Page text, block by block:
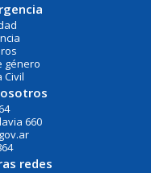
género
Civil
660
redes